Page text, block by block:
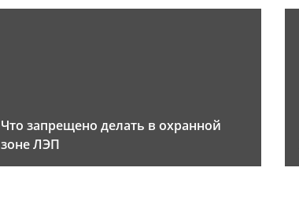
Что запрещено делать в охранной
зоне ЛЭП